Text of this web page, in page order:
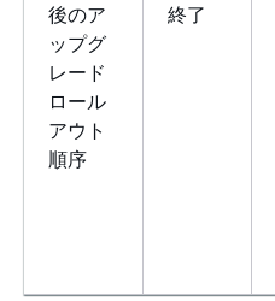
後のア
ップグ
レード
ロール
アウト
順序
終了